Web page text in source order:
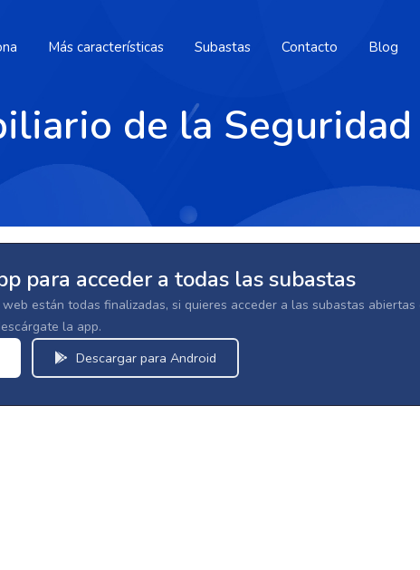
Más características Subastas Contacto Blog
de la
para acceder a todas las subastas
están todas finalizadas, si quieres acceder a las subastas
la app.
Descargar para Android